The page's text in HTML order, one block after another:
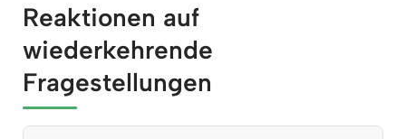
Reaktionen auf
wiederkehrende
Fragestellungen